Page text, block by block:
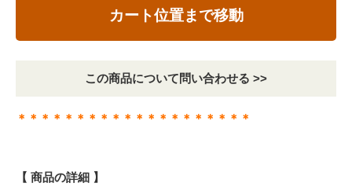
カート位置まで移動
この商品について問い合わせる >>
＊＊＊＊＊＊＊＊＊＊＊＊＊＊＊＊＊＊＊＊
【 商品の詳細 】